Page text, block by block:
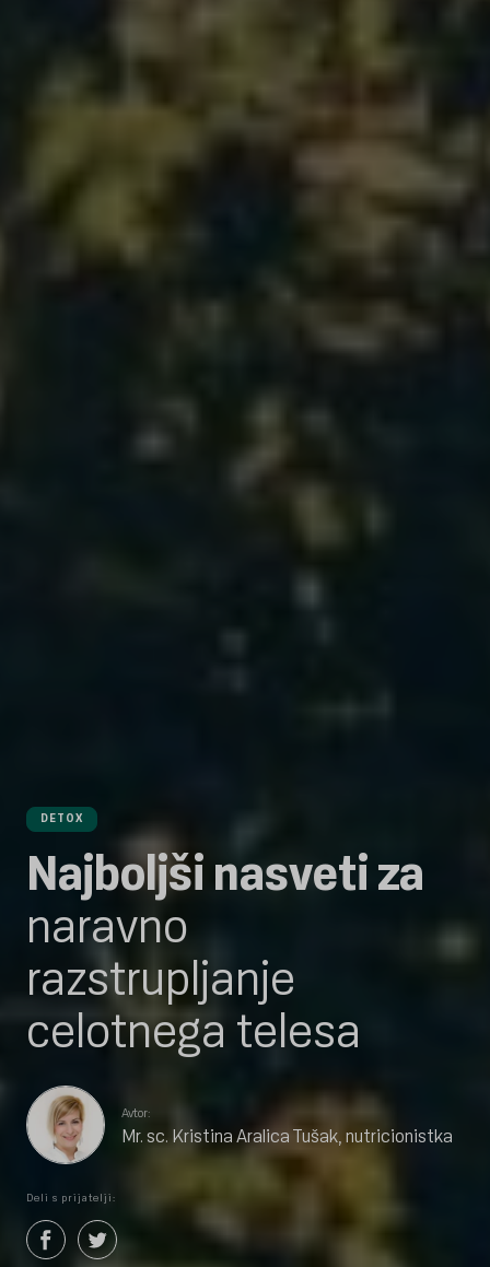
DETOX
Najboljši nasveti za
naravno
razstrupljanje
celotnega telesa
Avtor:
Mr. sc. Kristina Aralica Tušak, nutricionistka
Deli s prijatelji: